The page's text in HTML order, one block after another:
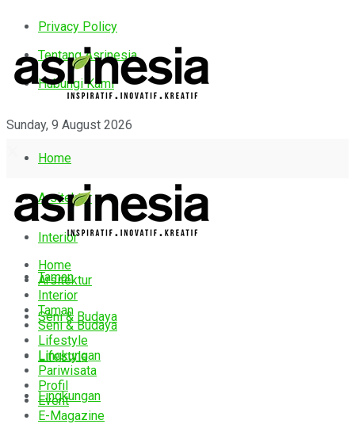
Privacy Policy
Tentang Asrinesia
Hubungi Kami
Sunday, 9 August 2026
Home
Arsitektur
Interior
Taman
Seni & Budaya
Lifestyle
Lingkungan
Home
Arsitektur
Interior
Taman
Seni & Budaya
Lifestyle
Lingkungan
Pariwisata
Profil
Event
E-Magazine